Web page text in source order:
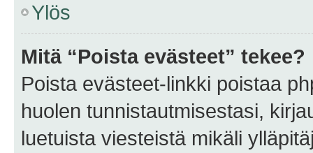
Ylös
Mitä “Poista evästeet” tekee?
Poista evästeet-linkki poistaa
huolen tunnistautmisestasi,
luetuista viesteistä mikäli